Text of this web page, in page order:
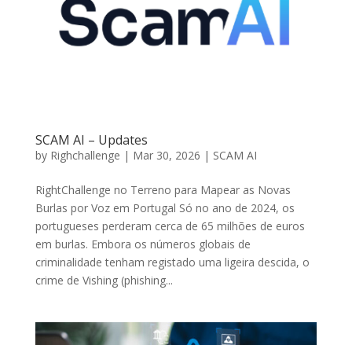
SCAM AI – Updates
by Righchallenge | Mar 30, 2026 | SCAM AI
RightChallenge no Terreno para Mapear as Novas
Burlas por Voz em Portugal Só no ano de 2024, os
portugueses perderam cerca de 65 milhões de euros
em burlas. Embora os números globais de
criminalidade tenham registado uma ligeira descida, o
crime de Vishing (phishing...